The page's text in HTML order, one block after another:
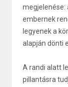
megjelenése:
embernek
legyenek a
alapján dönti
A randi alatt
pillantásra